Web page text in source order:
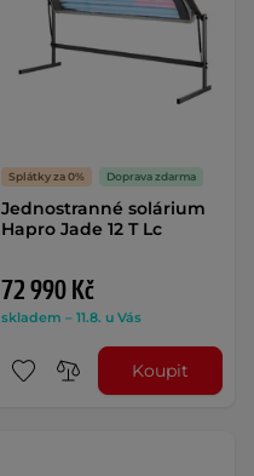
Splátky za 0% Doprava zdarma
Jednostranné solárium
Hapro Jade 12 T Lc
72 990 Kč
skladem – 11.8. u Vás
Koupit